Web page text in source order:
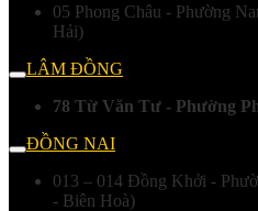
05 Phong Châu - Phường
Hải)
LÂM ĐỒNG
78 Từ Văn Tư - Phường
ĐỒNG NAI
013 – 014 Đồng Khởi -
- Biên Hoà)